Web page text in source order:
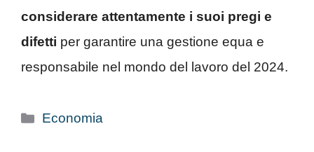
considerare attentamente i suoi pregi e
difetti per garantire una gestione equa e
responsabile nel mondo del lavoro del 2024.
Categorie
Economia